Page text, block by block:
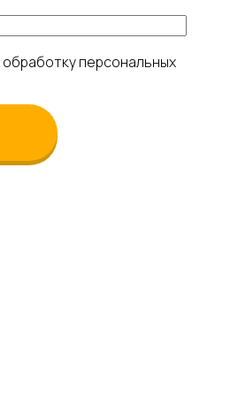
персональных